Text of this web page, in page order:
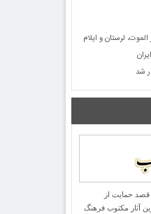
لرستان و ایلام
شد
مكتوب در سال ۱۳۷۲ ش به قصد حمایت از
آثار مكتوب فرهنگ